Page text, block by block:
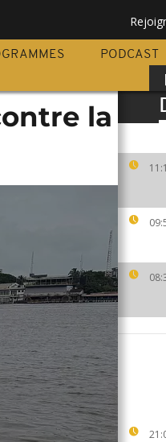
PODCAST
la